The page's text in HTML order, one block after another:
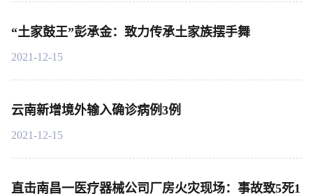
“土家鼓王”彭承金：致力传承土家族摆手舞
2021-12-15
云南新增境外输入确诊病例3例
2021-12-15
直击南昌一医疗器械公司厂房火灾现场：事故致5死1